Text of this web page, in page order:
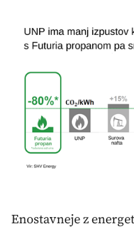
Enostavneje z